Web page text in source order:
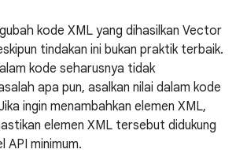
kode XML yang dihasilkan Vector
tindakan ini bukan praktik terbaik.
kode seharusnya tidak
apa pun, asalkan nilai dalam kode
ingin menambahkan elemen XML,
elemen XML tersebut didukung
API minimum.